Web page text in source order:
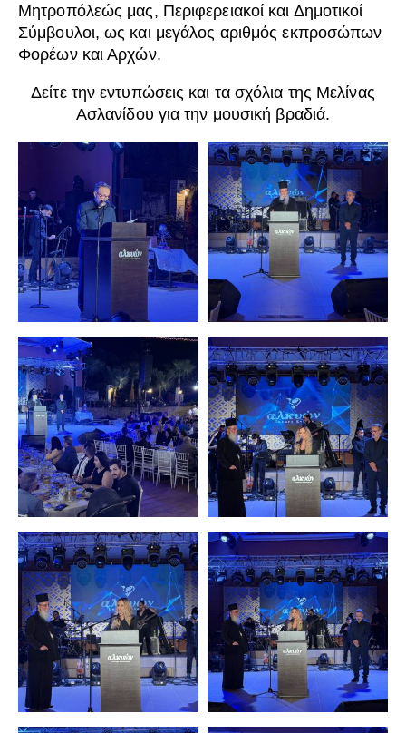
Μητροπόλεώς μας, Περιφερειακοί και Δημοτικοί
Σύμβουλοι, ως και μεγάλος αριθμός εκπροσώπων
Φορέων και Αρχών.
Δείτε την εντυπώσεις και τα σχόλια της Μελίνας
Ασλανίδου για την μουσική βραδιά.